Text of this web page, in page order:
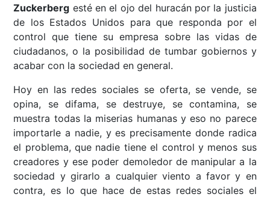
Zuckerberg esté en el ojo del huracán por la justicia
de los Estados Unidos para que responda por el
control que tiene su empresa sobre las vidas de
ciudadanos, o la posibilidad de tumbar gobiernos y
acabar con la sociedad en general.
Hoy en las redes sociales se oferta, se vende, se
opina, se difama, se destruye, se contamina, se
muestra todas la miserias humanas y eso no parece
importarle a nadie, y es precisamente donde radica
el problema, que nadie tiene el control y menos sus
creadores y ese poder demoledor de manipular a la
sociedad y girarlo a cualquier viento a favor y en
contra, es lo que hace de estas redes sociales el